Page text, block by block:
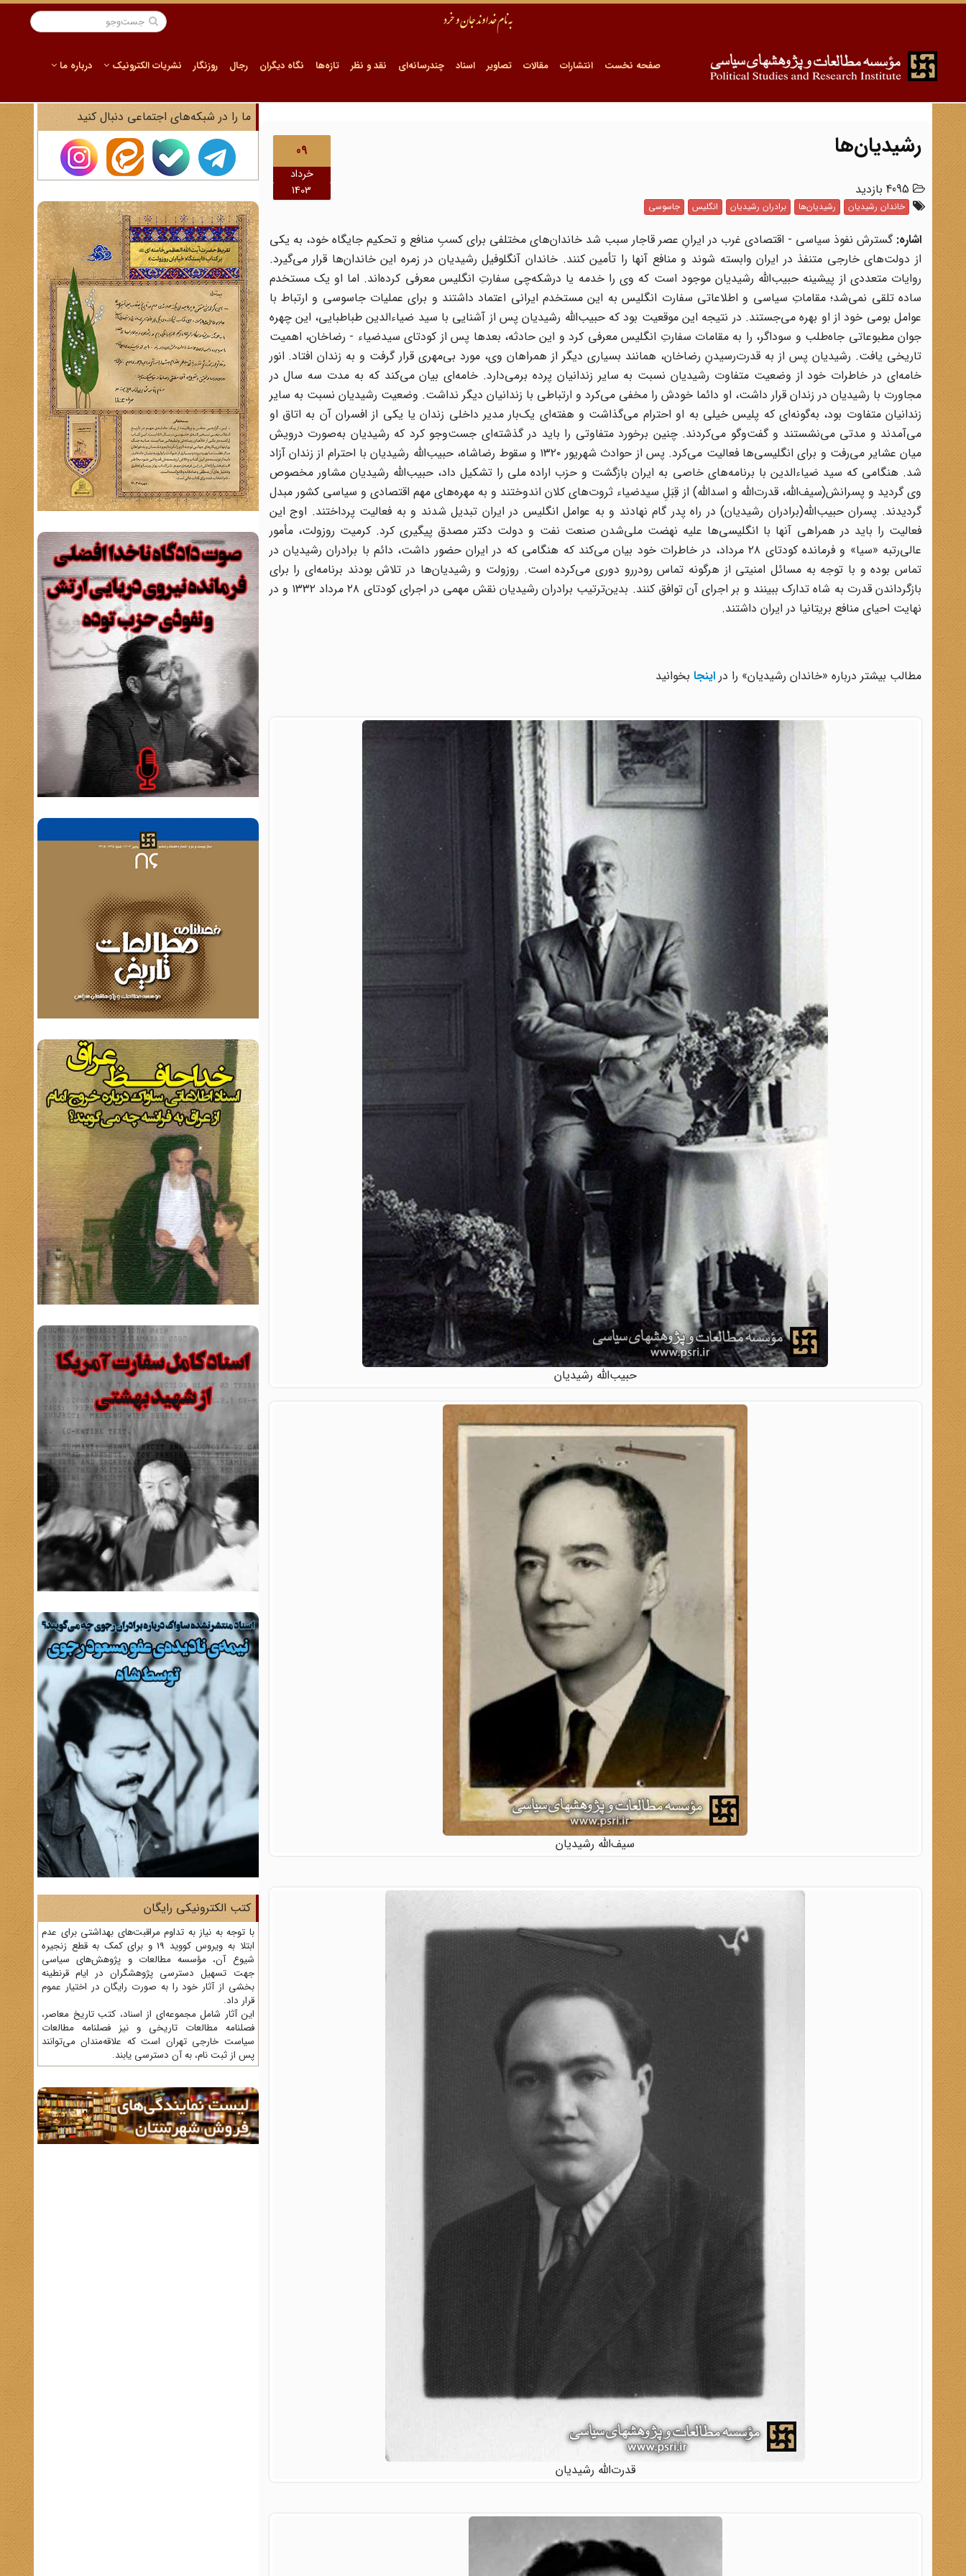
صفحه نخست انتشارات مقالات تصاویر اسناد چندرسانه‌ای نقد و نظر تازه‌ها نگاه دیگران رجال روزنگار نشریات الکترونیک درباره ما
09
خرداد
1403
رشیدیان‌ها
خاندان رشیدیان رشیدیان‌ها برادران رشیدیان انگلیس جاسوسی
اشاره:گسترش نفوذ سیاسی - اقتصادی غرب در ایرانِ عصر قاجار سبب شد خاندان‌های مختلفی برای کسبِ منافع و تحکیم جایگاه خود، به یکی
از دولت‌های خارجی متنفذ در ایران وابسته شوند و منافع آنها را تأمین کنند. خاندان آنگلوفیل رشیدیان در زمره این خاندان‌ها قرار می‌گیرد.
روایات متعددی از پیشینه حبیب‌الله رشیدیان موجود است که وی را خدمه یا درشکه‌چی سفارتِ انگلیس معرفی کرده‌اند. اما او یک مستخدم
ساده تلقی نمی‌شد؛ مقاماتِ سیاسی و اطلاعاتی سفارت انگلیس به این مستخدم ایرانی اعتماد داشتند و برای عملیات جاسوسی و ارتباط با
عوامل بومی خود از او بهره می‌جستند. در نتیجه این موقعیت بود که حبیب‌الله رشیدیان پس از آشنایی با سید ضیاءالدین طباطبایی، این چهره
جوان مطبوعاتی جاه‌طلب و سوداگر، را به مقامات سفارتِ انگلیس معرفی کرد و این حادثه، بعدها پس از کودتای سیدضیاء - رضاخان، اهمیت
تاریخی یافت. رشیدیان پس از به قدرت‌رسیدنِ رضاخان، همانند بسیاری دیگر از همراهان وی، مورد بی‌مهری قرار گرفت و به زندان افتاد. انور
خامه‌ای در خاطرات خود از وضعیت متفاوت رشیدیان نسبت به سایر زندانیان پرده برمی‌دارد. خامه‌ای بیان می‌کند که به مدت سه سال در
مجاورت با رشیدیان در زندان قرار داشت، او دائما خودش را مخفی می‌کرد و ارتباطی با زندانیان دیگر نداشت. وضعیت رشیدیان نسبت به سایر
زندانیان متفاوت بود، به‌گونه‌ای که پلیس خیلی به او احترام می‌گذاشت و هفته‌ای یک‌بار مدیر داخلی زندان یا یکی از افسران آن به اتاق او
می‌آمدند و مدتی می‌نشستند و گفت‌وگو می‌کردند. چنین برخورد متفاوتی را باید در گذشته‌ای جست‌وجو کرد که رشیدیان به‌صورت درویش
میان عشایر می‌رفت و برای انگلیسی‌ها فعالیت می‌کرد. پس از حوادث شهریور ۱۳۲۰ و سقوط رضاشاه، حبیب‌الله رشیدیان با احترام از زندان آزاد
شد. هنگامی‌ که سید ضیاءالدین با برنامه‌های خاصی به ایران بازگشت و حزب اراده ملی را تشکیل داد، حبیب‌الله رشیدیان مشاور مخصوص
وی گردید و پسرانش(سیف‌الله، قدرت‌الله و اسدالله) از قِبَلِ سیدضیاء ثروت‌های کلان اندوختند و به مهره‌های مهم اقتصادی و سیاسی کشور مبدل
گردیدند. پسران حبیب‌الله(برادران رشیدیان) در راه پدر گام نهادند و به عوامل انگلیس در ایران تبدیل ‌شدند و به فعالیت پرداختند. اوج این
فعالیت را باید در همراهی آنها با انگلیسی‌ها علیه نهضت ملی‌شدن صنعت نفت و دولت دکتر مصدق پیگیری کرد. کرمیت روزولت، مأمور
عالی‌رتبه «سیا» و فرمانده کودتای ۲۸ مرداد، در خاطرات خود بیان می‌کند که هنگامی ‌که در ایران حضور داشت، دائم با برادران رشیدیان در
تماس بوده و با توجه به مسائل امنیتی از هرگونه تماس رودررو دوری می‌کرده است. روزولت و رشیدیان‌ها در تلاش بودند برنامه‌ای را برای
بازگرداندن قدرت به شاه تدارک ببینند و بر اجرای آن توافق کنند. بدین‌ترتیب برادران رشیدیان نقش مهمی در اجرای کودتای ۲۸ مرداد ۱۳۳۲ و در
نهایت احیای منافع بریتانیا در ایران داشتند.
مطالب بیشتر درباره «خاندان رشیدیان» را در اینجا بخوانید
حبیب‌الله رشیدیان
سیف‌الله رشیدیان
قدرت‌الله رشیدیان
ما را در شبکه‌های اجتماعی دنبال کنید
کتب الکترونیکی رایگان
با توجه به نیاز به تداوم مراقبت‌های بهداشتی برای عدم
ابتلا به ویروس کووید 19 و برای کمک به قطع زنجیره
شیوع آن، مؤسسه مطالعات و پژوهش‌های سیاسی
جهت تسهیل دسترسی پژوهشگران در ایام قرنطینه
بخشی از آثار خود را به صورت رایگان در اختیار عموم
قرار داد.
این آثار شامل مجموعه‌ای از اسناد، کتب تاریخ معاصر،
فصلنامه‌ مطالعات تاریخی و نیز فصلنامه مطالعات
سیاست خارجی تهران است که علاقه‌مندان می‌توانند
پس از ثبت نام، به آن دسترسی یابند.